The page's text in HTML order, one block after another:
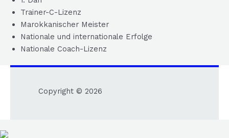
Trainer-C-Lizenz
Marokkanischer Meister
Nationale und internationale Erfolge
Nationale Coach-Lizenz
Copyright © 2026